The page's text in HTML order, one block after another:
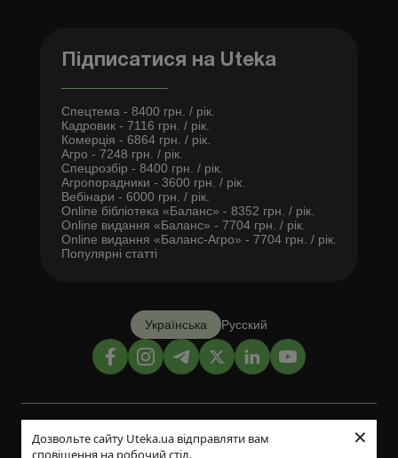
Дозвольте сайту Uteka.ua відправляти вам
сповіщення на робочий стіл.
×
Підписатися на Uteka
Спецтема - 8400 грн. / рік.
Кадровик - 7116 грн. / рік.
Комерція - 6864 грн. / рік.
Агро - 7248 грн. / рік.
Спецрозбір - 8400 грн. / рік.
Агропорадники - 3600 грн. / рік.
Вебінари - 6000 грн. / рік.
Online бібліотека «Баланс» - 8352 грн. / рік.
Online видання «Баланс» - 7704 грн. / рік.
Online видання «Баланс-Агро» - 7704 грн. / рік.
Популярні статті
Українська Русский
Дизайн і розробка: